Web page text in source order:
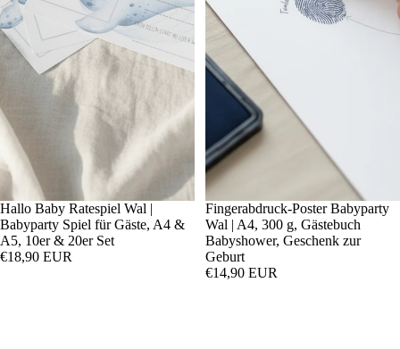
Hallo Baby Ratespiel Wal |
Babyparty Spiel für Gäste, A4 &
A5, 10er & 20er Set
€18,90 EUR
Fingerabdruck-Poster Babyparty
Wal | A4, 300 g, Gästebuch
Babyshower, Geschenk zur
Geburt
€14,90 EUR